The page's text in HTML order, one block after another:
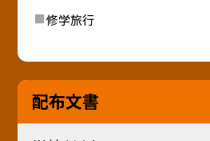
修学旅行
配布文書